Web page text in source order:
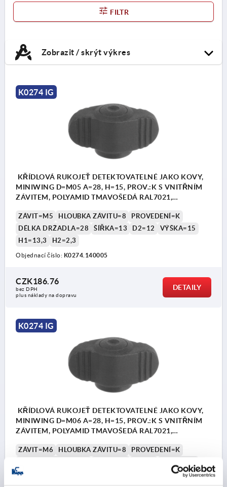
FILTR
Zobrazit / skrýt výkres
K0274 IG
KŘÍDLOVÁ RUKOJEŤ DETEKTOVATELNÉ JAKO KOVY,
MINIWING D=M05 A=28, H=15, PROV.:K S VNITŘNÍM
ZÁVITEM, POLYAMID TMAVOŠEDÁ RAL7021,
ZÁVIT=M5 HLOUBKA ZÁVITU=8
PROVEDENÍ=K
DÉLKA DRŽADLA=28
ŠÍŘKA=13 D2=12
VÝŠKA=15
H1=13,3
H2=2,3
Objednací číslo: K0274.140005
CZK186.76
bez DPH
plus náklady na dopravu
DETAILY
K0274 IG
KŘÍDLOVÁ RUKOJEŤ DETEKTOVATELNÉ JAKO KOVY,
MINIWING D=M06 A=28, H=15, PROV.:K S VNITŘNÍM
ZÁVITEM, POLYAMID TMAVOŠEDÁ RAL7021,
ZÁVIT=M6 HLOUBKA ZÁVITU=8
PROVEDENÍ=K
H1=13,3